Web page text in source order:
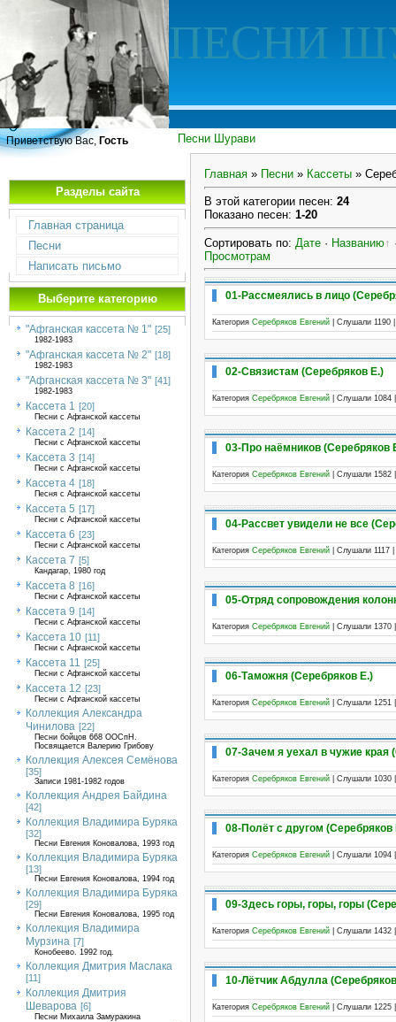
ПЕСНИ
Песни Шурави
Приветствую Вас, Гость
Разделы сайта
Главная страница
Песни
Написать письмо
Выберите категорию
"Афганская кассета № 1" [25]
1982-1983
"Афганская кассета № 2" [18]
1982-1983
"Афганская кассета № 3" [41]
1982-1983
Кассета 1 [20]
Песни с Афганской кассеты
Кассета 2 [14]
Песни с Афганской кассеты
Кассета 3 [14]
Песни с Афганской кассеты
Кассета 4 [18]
Песня с Афганской кассеты
Кассета 5 [17]
Песни с Афганской кассеты
Кассета 6 [23]
Песни с Афганской кассеты
Кассета 7 [5]
Кандагар, 1980 год
Кассета 8 [16]
Песни с Афганской кассеты
Кассета 9 [14]
Песни с Афганской кассеты
Кассета 10 [11]
Песни с Афганской кассеты
Кассета 11 [25]
Песни с Афганской кассеты
Кассета 12 [23]
Песни с Афганской кассеты
Коллекция Александра
Чинилова [22]
Песни бойцов 668 ООСпН.
Посвящается Валерию Грибову
Коллекция Алексея Семёнова
[35]
Записи 1981-1982 годов
Коллекция Андрея Байдина
[42]
Коллекция Владимира Буряка
[32]
Песни Евгения Коновалова, 1993 год
Коллекция Владимира Буряка
[13]
Песни Евгения Коновалова, 1994 год
Коллекция Владимира Буряка
[29]
Песни Евгения Коновалова, 1995 год
Коллекция Владимира
Мурзина [7]
Конобеево. 1992 год.
Коллекция Дмитрия Маслака
[11]
Коллекция Дмитрия
Шеварова [6]
Песни Михаила Замуракина
Главная » Песни » Кассеты »
В этой категории песен: 24
Показано песен: 1-20
Сортировать по: Дате · Названию
Просмотрам
01-Рассмеялись в лицо
Категория Серебряков Евгений | Слушали 1190
02-Связистам (Серебряков Е.)
Категория Серебряков Евгений | Слушали 1084
03-Про наёмников (Серебряков
Категория Серебряков Евгений | Слушали 1582
04-Рассвет увидели не все
Категория Серебряков Евгений | Слушали 1117
05-Отряд сопровождения
Категория Серебряков Евгений | Слушали 1370
06-Таможня (Серебряков Е.)
Категория Серебряков Евгений | Слушали 1251
07-Зачем я уехал в чужие края
Категория Серебряков Евгений | Слушали 1030
08-Полёт с другом (Серебряков
Категория Серебряков Евгений | Слушали 1094
09-Здесь горы, горы, горы
Категория Серебряков Евгений | Слушали 1432
10-Лётчик Абдулла
Категория Серебряков Евгений | Слушали 1225